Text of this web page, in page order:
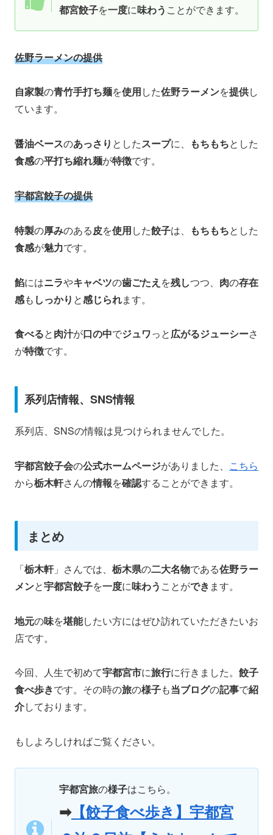
都宮餃子を一度に味わう ことができます。​
佐野ラーメンの提供
自家製の青竹手打ち麺を使用した佐野ラーメンを提供し
ています。
醤油ベースのあっさり としたスープに、 もちもちとした
食感の平打ち縮れ麺が特徴です。 ​
宇都宮餃子の提供
特製の厚みのある皮を使用した餃子は、 もちもちとした
食感が魅力です。
餡にはニラやキャベツの歯ごたえ を残しつつ、 肉の存在
感も しっかり と感じられます。
食べると肉汁が口の中でジュワっと広がるジューシーさ
が特徴です。 ​
系列店情報、SNS情報
系列店、SNSの情報は見つけられませんでした。
宇都宮餃子会の公式ホームページがありました、 こちら
から栃木軒さんの情報を確認することができます。
まとめ
「栃木軒」さんでは、 栃木県の二大名物である佐野ラー
メンと宇都宮餃子を一度に味わう ことができ ます。​
地元の味を堪能したい方にはぜひ訪れていただきたいお
店です。
今回、人生で初めて宇都宮市に旅行に行きました。 餃子
食べ歩きです。その時の旅の様子も当ブログの記事で紹
介しております。
もしよろしければご覧ください。
宇都宮旅の様子はこちら。
➡【餃子食べ歩き】宇都宮